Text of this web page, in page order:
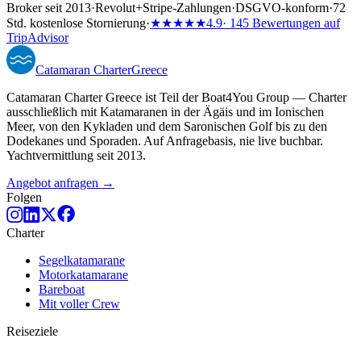
Broker seit 2013·Revolut+Stripe-Zahlungen·DSGVO-konform·72
Std. kostenlose Stornierung·★★★★★4.9· 145 Bewertungen auf
TripAdvisor
Catamaran CharterGreece
Catamaran Charter Greece ist Teil der Boat4You Group — Charter
ausschließlich mit Katamaranen in der Ägäis und im Ionischen
Meer, von den Kykladen und dem Saronischen Golf bis zu den
Dodekanes und Sporaden. Auf Anfragebasis, nie live buchbar.
Yachtvermittlung seit 2013.
Angebot anfragen →
Folgen
Charter
Segelkatamarane
Motorkatamarane
Bareboat
Mit voller Crew
Reiseziele